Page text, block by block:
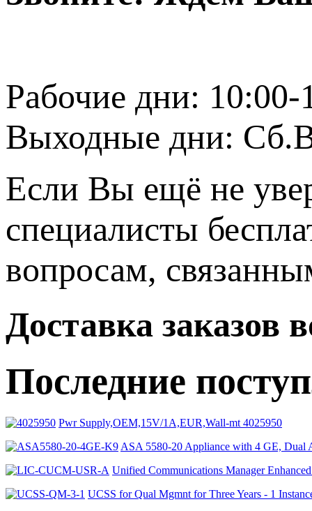
Рабочие дни: 10:00-
Выходные дни:
Если Вы ещё не
специалисты
вопросам,
Доставка заказов
Последние
Pwr Supply,OEM,15V/1A,EUR,Wall-mt 4025950
ASA 5580-20 Appliance with 4 GE,
Unified Communications Manager
UCSS for Qual Mgmnt for Three Years - 1